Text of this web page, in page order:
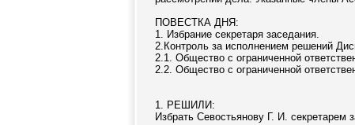
ПОВЕСТКА ДНЯ:
1. Избрание секретаря заседания.
2.Контроль за исполнением решений
2.1. Общество с ограниченной
2.2. Общество с ограниченной
1. РЕШИЛИ:
Избрать Севостьянову Г. И. секретарем